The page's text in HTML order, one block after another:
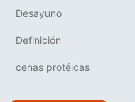
Desayuno
Definición
cenas protéicas